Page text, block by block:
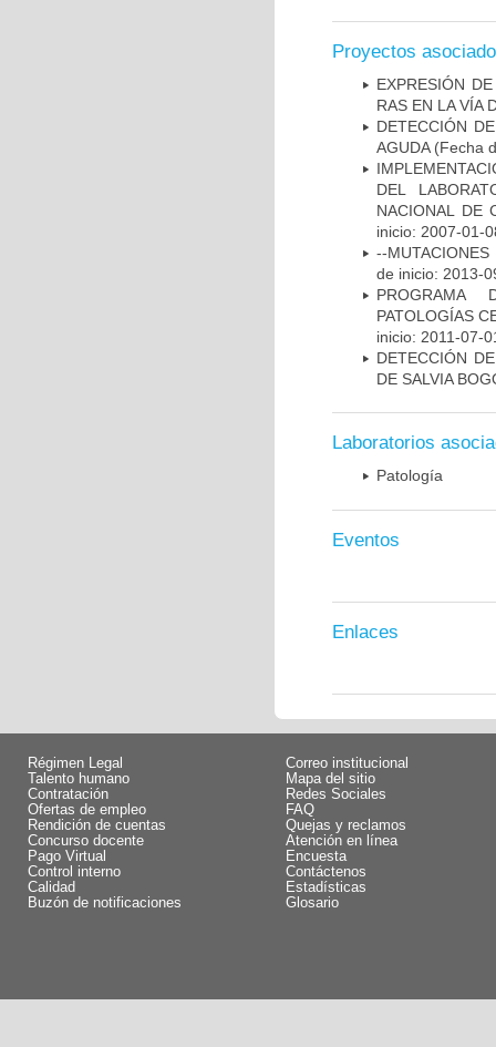
Proyectos
EXPRESIÓN
RAS EN LA VÍA
DETECCIÓN
AGUDA(Fecha
DEL
NACIONAL DE
inicio: 2007-01-
--
de inicio: 2013-
PROGRAMA
PATOLOGÍAS
inicio: 2011-07-
DETECCIÓN
DE SALVIA
Laboratorios
Patología
Eventos
Enlaces
Régimen Legal
Talento humano
Contratación
Ofertas de empleo
Rendición de cuentas
Concurso docente
Pago Virtual
Control interno
Calidad
Buzón de notificaciones
Correo institucional
Mapa del sitio
Redes Sociales
FAQ
Quejas y reclamos
Atención en línea
Encuesta
Contáctenos
Estadísticas
Glosario